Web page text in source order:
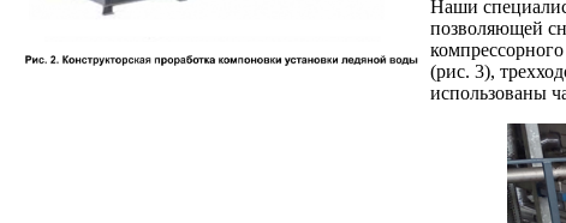
Наши
позволяющей
(рис. 3),
использованы